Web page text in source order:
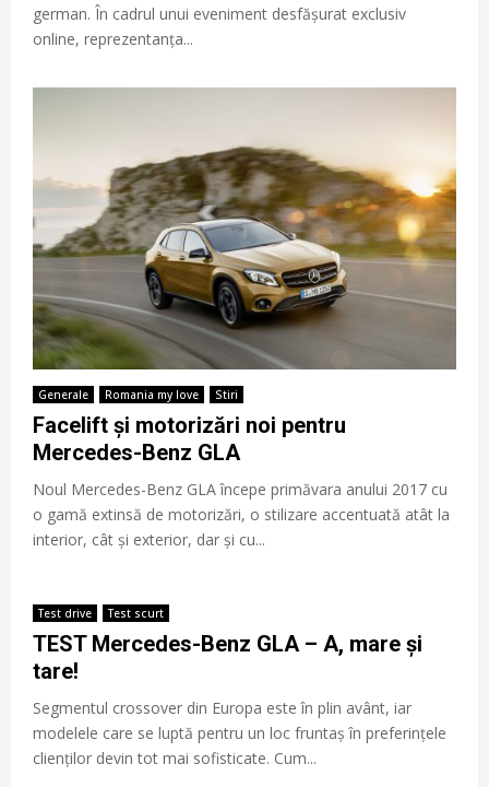
german. În cadrul unui eveniment desfășurat exclusiv
online, reprezentanța...
Generale Romania my love Stiri
Facelift și motorizări noi pentru
Mercedes-Benz GLA
Noul Mercedes-Benz GLA începe primăvara anului 2017 cu
o gamă extinsă de motorizări, o stilizare accentuată atât la
interior, cât și exterior, dar și cu...
Test drive Test scurt
TEST Mercedes-Benz GLA – A, mare și
tare!
Segmentul crossover din Europa este în plin avânt, iar
modelele care se luptă pentru un loc fruntaș în preferințele
clienților devin tot mai sofisticate. Cum...